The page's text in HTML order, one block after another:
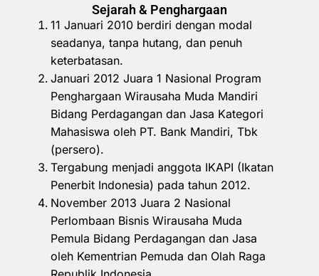
Sejarah & Penghargaan
11 Januari 2010 berdiri dengan modal
seadanya, tanpa hutang, dan penuh
keterbatasan.
Januari 2012 Juara 1 Nasional Program
Penghargaan Wirausaha Muda Mandiri
Bidang Perdagangan dan Jasa Kategori
Mahasiswa oleh PT. Bank Mandiri, Tbk
(persero).
Tergabung menjadi anggota IKAPI (Ikatan
Penerbit Indonesia) pada tahun 2012.
November 2013 Juara 2 Nasional
Perlombaan Bisnis Wirausaha Muda
Pemula Bidang Perdagangan dan Jasa
oleh Kementrian Pemuda dan Olah Raga